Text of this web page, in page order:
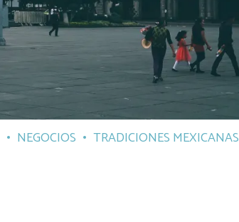
NEGOCIOS TRADICIONES MEXICANAS